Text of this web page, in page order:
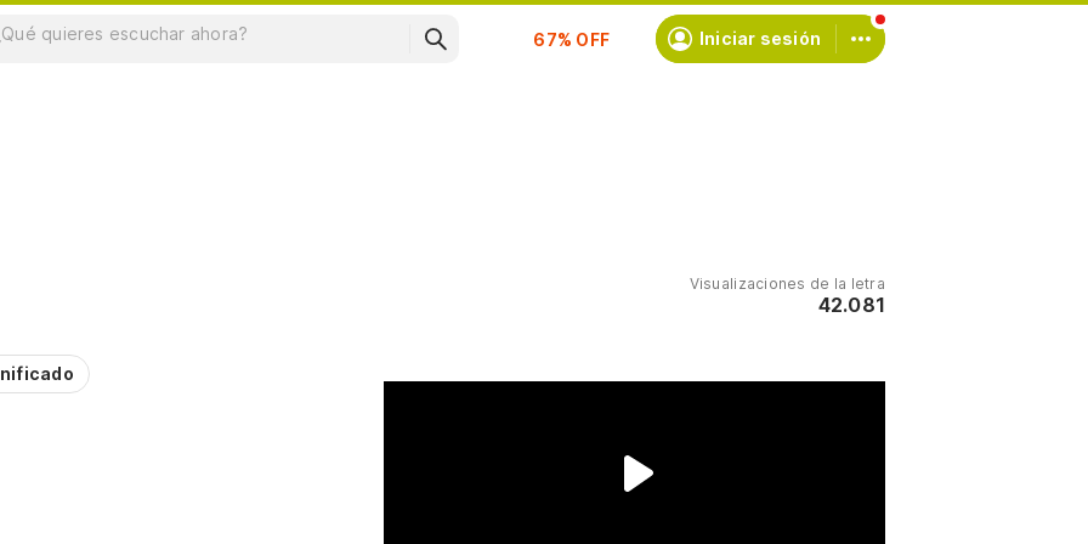
Suscríbete Iniciar sesión
Visualizaciones de la letra
42.081